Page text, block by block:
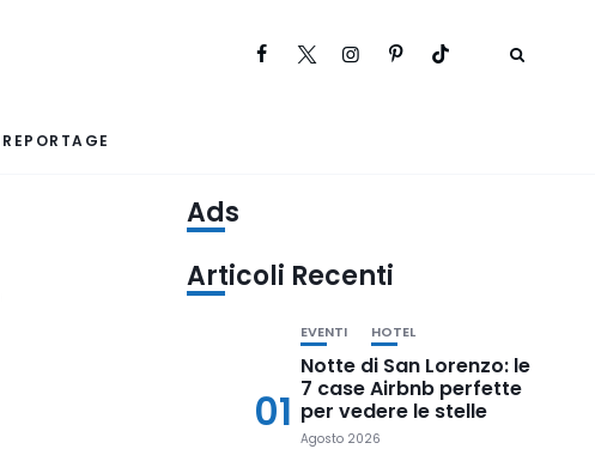
REPORTAGE
Ads
Articoli Recenti
01
EVENTI HOTEL
Notte di San Lorenzo: le
7 case Airbnb perfette
per vedere le stelle
Agosto 2026